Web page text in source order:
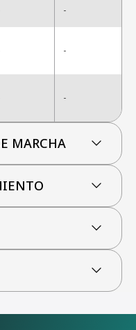
-
-
-
MARCHA